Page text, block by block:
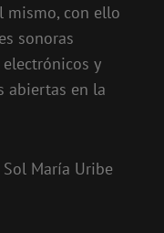
mismo, con ello
sonoras
y
abiertas en la
María Uribe